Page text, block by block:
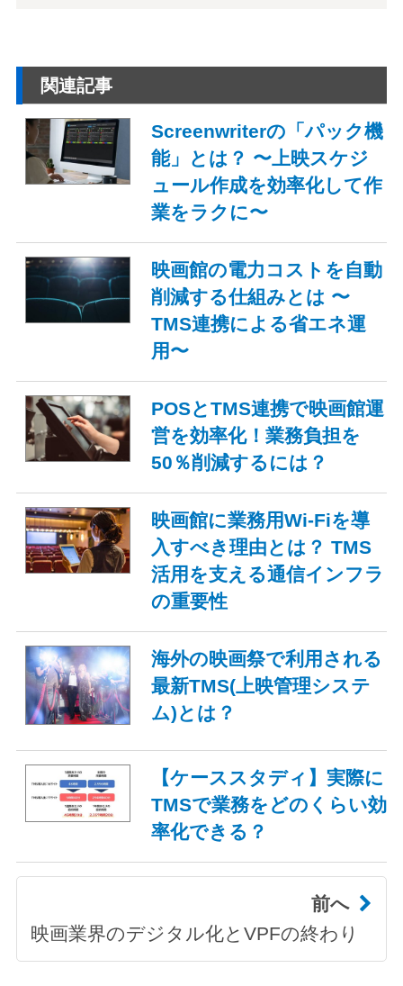
関連記事
Screenwriterの「パック機
能」とは？ 〜上映スケジ
ュール作成を効率化して作
業をラクに〜
映画館の電力コストを自動
削減する仕組みとは 〜
TMS連携による省エネ運
用〜
POSとTMS連携で映画館運
営を効率化！業務負担を
50％削減するには？
映画館に業務用Wi-Fiを導
入すべき理由とは？ TMS
活用を支える通信インフラ
の重要性
海外の映画祭で利用される
最新TMS(上映管理システ
ム)とは？
【ケーススタディ】実際に
TMSで業務をどのくらい効
率化できる？
前へ
映画業界のデジタル化とVPFの終わり